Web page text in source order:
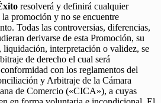
resolverá y definirá cualquier
promoción y no se encuentre
Todas las controversias, diferencias,
derivarse de esta Promoción, su
interpretación o validez, se
de derecho el cual será
con los reglamentos del
y Arbitraje de la Cámara
de Comercio («CICA»), a cuyas